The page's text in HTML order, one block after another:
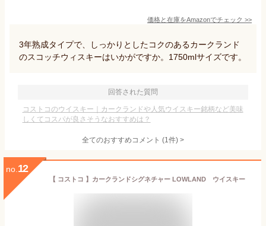
価格と在庫をAmazonでチェック >>
3年熟成タイプで、しっかりとしたコクのあるカークランド
のスコッチウィスキーはいかがですか。1750mlサイズです。
回答された質問
コストコのウイスキー｜カークランドや人気ウイスキー銘柄など美味
しくてコスパが良さそうなおすすめは？
全てのおすすめコメント (1件) >
no. 12
【 コストコ 】カークランドシグネチャー LOWLAND ウイスキー